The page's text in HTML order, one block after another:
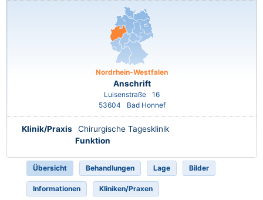
Nordrhein-Westfalen
Anschrift
Luisenstraße
16
53604
Bad Honnef
Klinik/Praxis
Chirurgische Tagesklinik
Funktion
Übersicht Behandlungen Lage Bilder
Informationen Kliniken/Praxen